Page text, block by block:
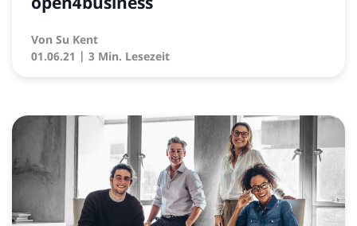
Von Su Kent
01.06.21 | 3 Min. Lesezeit